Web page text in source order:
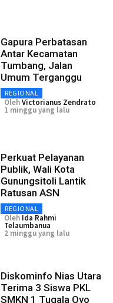
Gapura Perbatasan
Antar Kecamatan
Tumbang, Jalan
Umum Terganggu
REGIONAL
OlehVictorianus Zendrato
1 minggu yang lalu
Perkuat Pelayanan
Publik, Wali Kota
Gunungsitoli Lantik
Ratusan ASN
REGIONAL
Oleh Ida Rahmi
Telaumbanua
2 minggu yang lalu
Diskominfo Nias Utara
Terima 3 Siswa PKL
SMKN 1 Tugala Oyo